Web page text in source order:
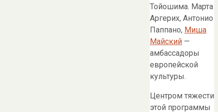
Тойошима. Марта
Аргерих, Антонио
Паппано, Миша
Майский —
амбассадоры
европейской
культуры.
Центром тяжести
этой программы